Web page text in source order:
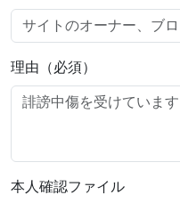
理由（必須）
本人確認ファイル